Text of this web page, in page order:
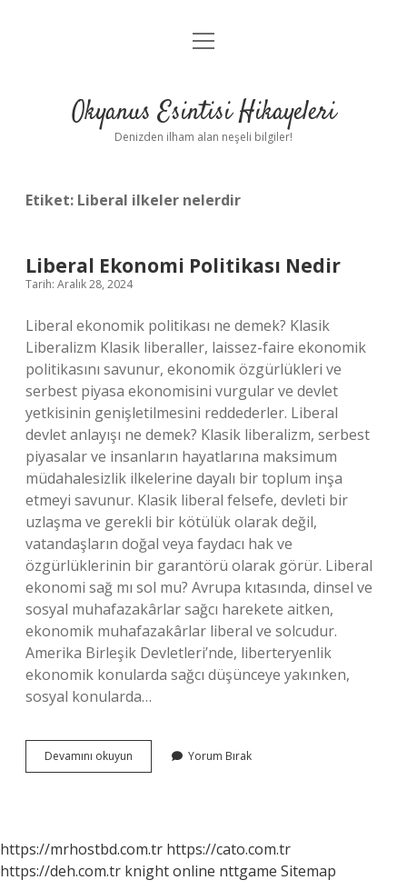
Anasayfa
Yasal Uyarı
menüyü
Okyanus Esintisi Hikayeleri
Denizden ilham alan neşeli bilgiler!
Etiket: Liberal ilkeler nelerdir
Liberal Ekonomi Politikası Nedir
Tarih: Aralık 28, 2024
Liberal ekonomik politikası ne demek? Klasik
Liberalizm Klasik liberaller, laissez-faire ekonomik
politikasını savunur, ekonomik özgürlükleri ve
serbest piyasa ekonomisini vurgular ve devlet
yetkisinin genişletilmesini reddederler. Liberal
devlet anlayışı ne demek? Klasik liberalizm, serbest
piyasalar ve insanların hayatlarına maksimum
müdahalesizlik ilkelerine dayalı bir toplum inşa
etmeyi savunur. Klasik liberal felsefe, devleti bir
uzlaşma ve gerekli bir kötülük olarak değil,
vatandaşların doğal veya faydacı hak ve
özgürlüklerinin bir garantörü olarak görür. Liberal
ekonomi sağ mı sol mu? Avrupa kıtasında, dinsel ve
sosyal muhafazakârlar sağcı harekete aitken,
ekonomik muhafazakârlar liberal ve solcudur.
Amerika Birleşik Devletleri’nde, liberteryenlik
ekonomik konularda sağcı düşünceye yakınken,
sosyal konularda…
Devamını okuyun
Ekonomi
Yorum Bırak
https://mrhostbd.com.tr https://cato.com.tr
https://deh.com.tr knight online nttgame Sitemap